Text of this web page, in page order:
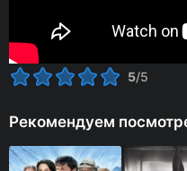
5/5
Рекомендуем